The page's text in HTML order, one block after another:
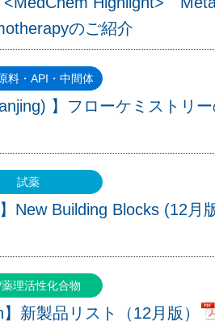
のご紹介
】フローケミストリ
New Building Blocks (12月
新製品リスト（12月版）